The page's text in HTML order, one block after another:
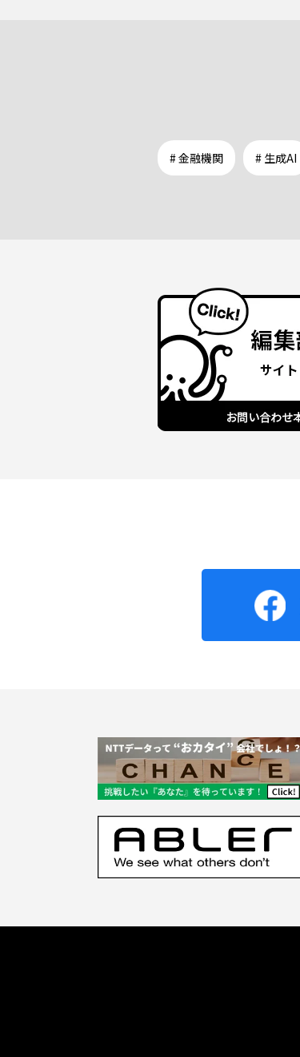
# 金融機関 # 生成AI